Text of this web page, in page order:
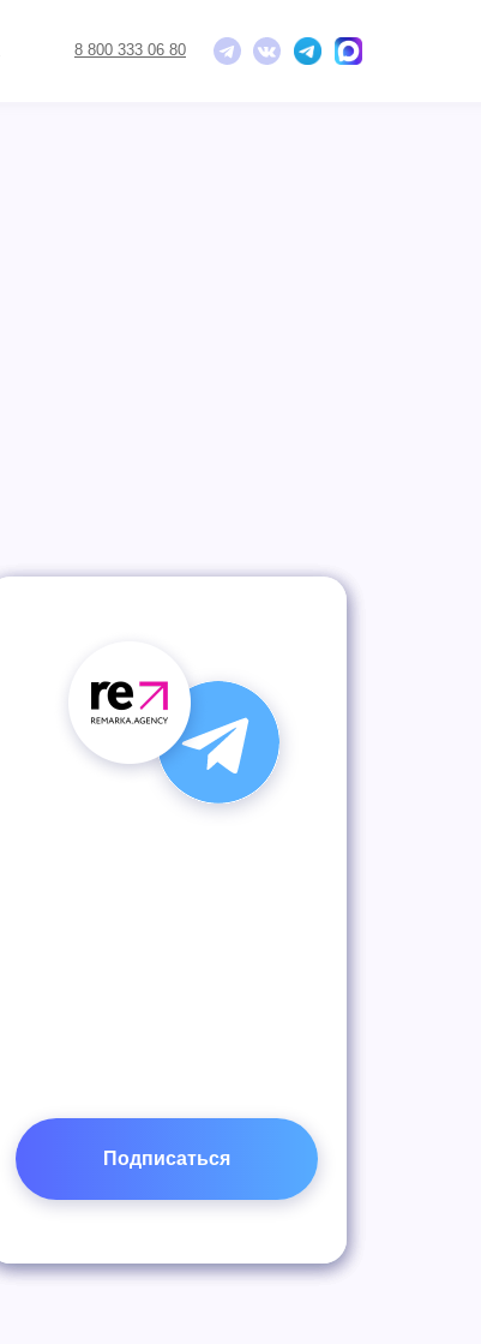
8 800 333 06 80
Подписаться